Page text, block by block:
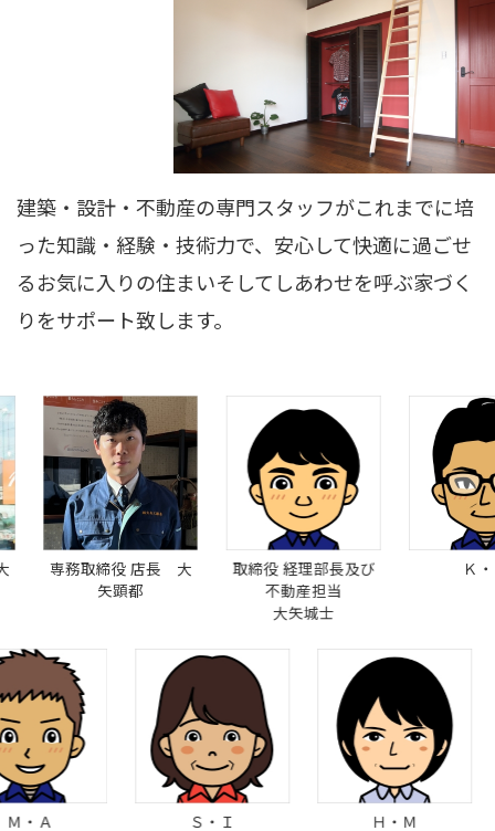
建築・設計・不動産の専門スタッフがこれまでに培
った知識・経験・技術力で、安心して快適に過ごせ
るお気に入りの住まいそしてしあわせを呼ぶ家づく
りをサポート致します。
役 店長 大
取締役 経理部長及び
Ｋ・Ｔ